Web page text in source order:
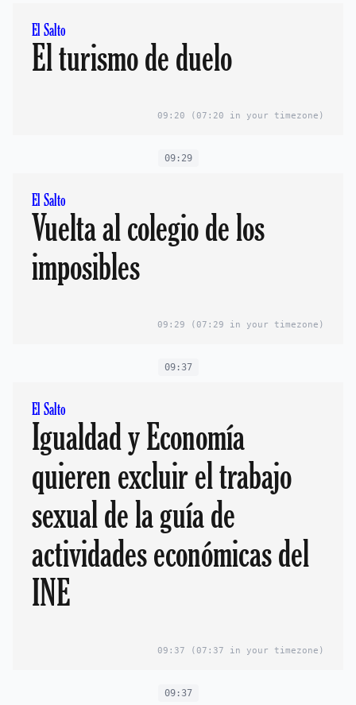
El Salto
El turismo de duelo
09:20 (07:20 in your timezone)
09:29
El Salto
Vuelta al colegio de los
imposibles
09:29 (07:29 in your timezone)
09:37
El Salto
Igualdad y Economía
quieren excluir el trabajo
sexual de la guía de
actividades económicas del
INE
09:37 (07:37 in your timezone)
09:37